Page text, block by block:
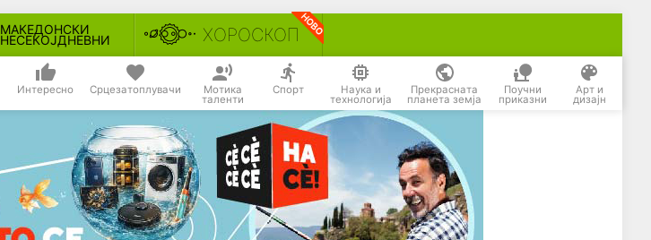
МАКЕДОНСКИ
НЕСЕКОЈДНЕВНИ ХОРОСКОП
Интересно Срцезатоплувачи Мотика
таленти
Спорт Наука и
технологија
Прекрасната
планета земја
Поучни
приказни
Арт и
дизајн